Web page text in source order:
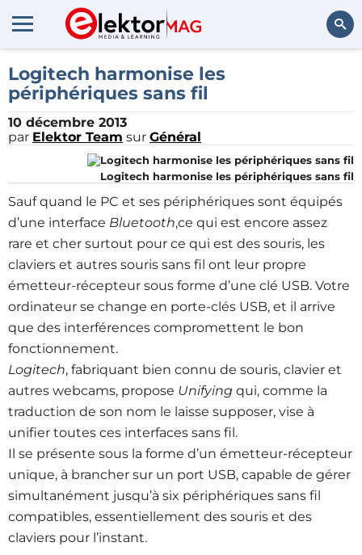
Logitech harmonise les
périphériques sans fil
10 décembre 2013
par Elektor Team sur Général
Logitech harmonise les périphériques sans fil
Sauf quand le PC et ses périphériques sont équipés
d’une interface Bluetooth,ce qui est encore assez
rare et cher surtout pour ce qui est des souris, les
claviers et autres souris sans fil ont leur propre
émetteur-récepteur sous forme d’une clé USB. Votre
ordinateur se change en porte-clés USB, et il arrive
que des interférences compromettent le bon
fonctionnement.
Logitech, fabriquant bien connu de souris, clavier et
autres webcams, propose Unifying qui, comme la
traduction de son nom le laisse supposer, vise à
unifier toutes ces interfaces sans fil.
Il se présente sous la forme d’un émetteur-récepteur
unique, à brancher sur un port USB, capable de gérer
simultanément jusqu’à six périphériques sans fil
compatibles, essentiellement des souris et des
claviers pour l’instant.